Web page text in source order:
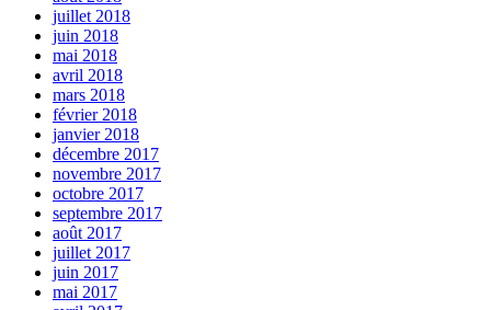
juillet 2018
juin 2018
mai 2018
avril 2018
mars 2018
février 2018
janvier 2018
décembre 2017
novembre 2017
octobre 2017
septembre 2017
août 2017
juillet 2017
juin 2017
mai 2017